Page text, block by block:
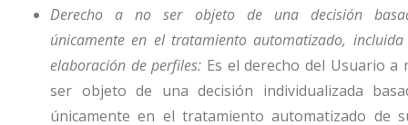
Derecho a no ser objeto de una decisión
únicamente en el tratamiento automatizado,
elaboración de perfiles: Es el derecho del Usuario a
ser objeto de una decisión individualizada
únicamente en el tratamiento automatizado de